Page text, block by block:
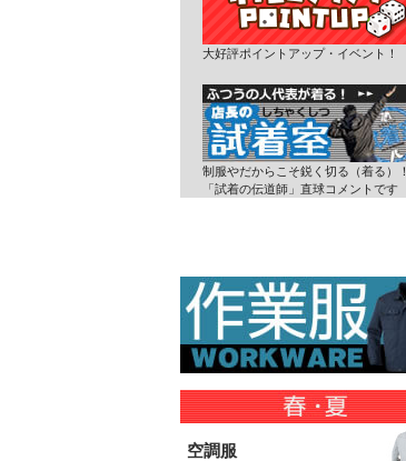
大好評ポイントアップ・イベント！
制服やだからこそ鋭く切る（着る）！
「試着の伝道師」直球コメントです
空調服